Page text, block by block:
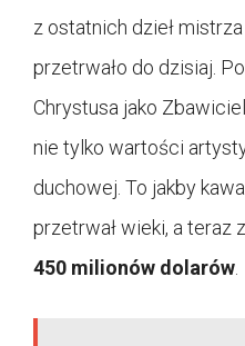
z ostatnich dzieł
przetrwało do dzisiaj.
Chrystusa jako
nie tylko wartości
duchowej. To jakby
przetrwał wieki, a teraz
450 milionów dolarów